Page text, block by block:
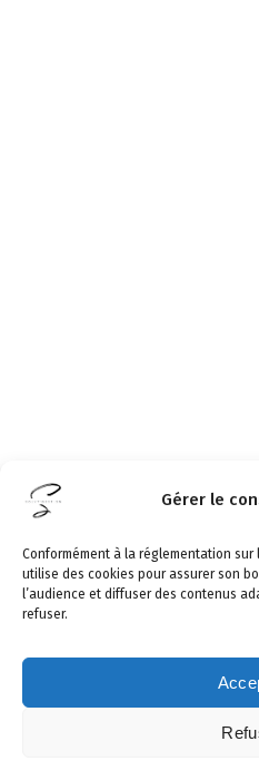
Gérer le
Conformément à la réglementation
utilise des cookies pour assurer son
l’audience et diffuser des contenus
refuser.